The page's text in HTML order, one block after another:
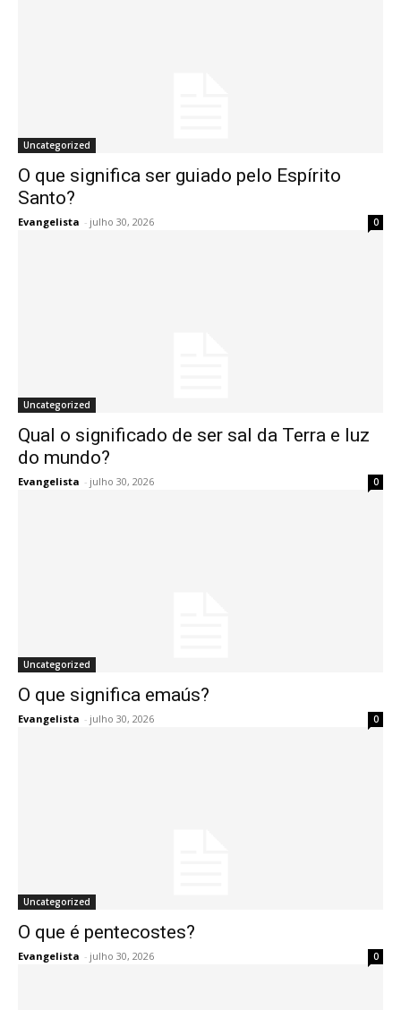
Uncategorized
O que significa ser guiado pelo Espírito
Santo?
Evangelista - julho 30, 2026 0
Uncategorized
Qual o significado de ser sal da Terra e luz
do mundo?
Evangelista - julho 30, 2026 0
Uncategorized
O que significa emaús?
Evangelista - julho 30, 2026 0
Uncategorized
O que é pentecostes?
Evangelista - julho 30, 2026 0